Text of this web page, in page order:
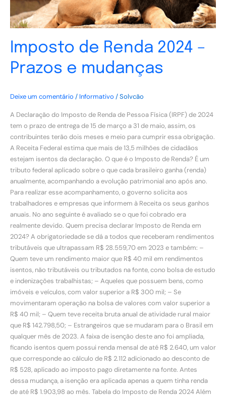
Imposto de Renda 2024 –
Prazos e mudanças
Deixe um comentário / Informativo /Solvcão
A Declaração do Imposto de Renda de Pessoa Física (IRPF) de 2024
tem o prazo de entrega de 15 de março a 31 de maio, assim, os
contribuintes terão dois meses e meio para cumprir essa obrigação.
A Receita Federal estima que mais de 13,5 milhões de cidadãos
estejam isentos da declaração. O que é o Imposto de Renda? É um
tributo federal aplicado sobre o que cada brasileiro ganha (renda)
anualmente, acompanhando a evolução patrimonial ano após ano.
Para realizar esse acompanhamento, o governo solicita aos
trabalhadores e empresas que informem à Receita os seus ganhos
anuais. No ano seguinte é avaliado se o que foi cobrado era
realmente devido. Quem precisa declarar Imposto de Renda em
2024? A obrigatoriedade se dá a todos que receberam rendimentos
tributáveis que ultrapassam R$ 28.559,70 em 2023 e também: –
Quem teve um rendimento maior que R$ 40 mil em rendimentos
isentos, não tributáveis ou tributados na fonte, cono bolsa de estudo
e indenizações trabalhistas; – Aqueles que possuem bens, como
imóveis e veículos, com valor superior a R$ 300 mil; – Se
movimentaram operação na bolsa de valores com valor superior a
R$ 40 mil; – Quem teve receita bruta anual de atividade rural maior
que R$ 142.798,50; – Estrangeiros que se mudaram para o Brasil em
qualquer mês de 2023. A faixa de isenção deste ano foi ampliada,
ficando isentos quem possui renda mensal de até R$ 2.640, um valor
que corresponde ao cálculo de R$ 2.112 adicionado ao desconto de
R$ 528, aplicado ao imposto pago diretamente na fonte. Antes
dessa mudança, a isenção era aplicada apenas a quem tinha renda
de até R$ 1.903,98 ao mês. Tabela do Imposto de Renda 2024 Além